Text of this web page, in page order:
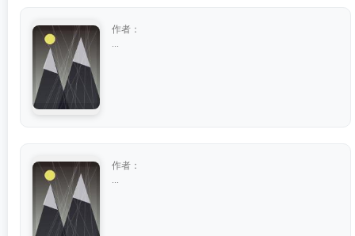
作者：
作者：